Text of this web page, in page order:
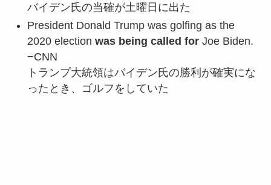
バイデン氏の当確が土曜日に出た
President Donald Trump was golfing as the
2020 election was being called forJoe Biden.
−CNN
トランプ大統領はバイデン氏の勝利が確実にな
ったとき、ゴルフをしていた